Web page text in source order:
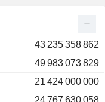
43 235 358 862
49 983 073 829
21 424 000 000